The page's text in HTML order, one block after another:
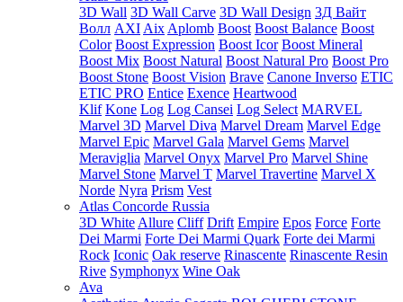
3D Wall 3D Wall Carve 3D Wall Design 3Д Вайт
Волл AXI Aix Aplomb Boost Boost Balance Boost
Color Boost Expression Boost Icor Boost Mineral
Boost Mix Boost Natural Boost Natural Pro Boost Pro
Boost Stone Boost Vision Brave Canone Inverso ETIC
ETIC PRO Entice Exence Heartwood
Klif Kone Log Log Cansei Log Select MARVEL
Marvel 3D Marvel Diva Marvel Dream Marvel Edge
Marvel Epic Marvel Gala Marvel Gems Marvel
Meraviglia Marvel Onyx Marvel Pro Marvel Shine
Marvel Stone Marvel T Marvel Travertine Marvel X
Norde Nyra Prism Vest
Atlas Concorde Russia
3D White Allure Cliff Drift Empire Epos Force Forte
Dei Marmi Forte Dei Marmi Quark Forte dei Marmi
Rock Iconic Oak reserve Rinascente Rinascente Resin
Rive Symphonyx Wine Oak
Ava